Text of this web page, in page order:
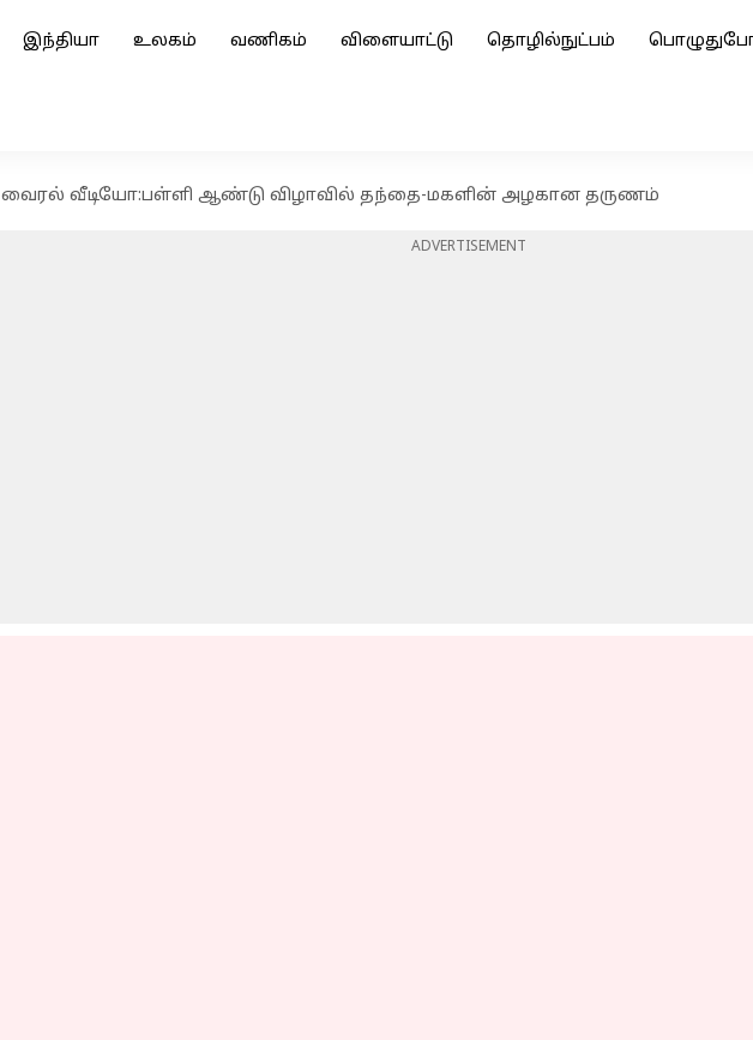
இந்தியா உலகம் வணிகம் விளையாட்டு தொழில்நுட்பம்
வைரல் வீடியோ:பள்ளி ஆண்டு விழாவில் தந்தை-மகளின் அழகான தருணம்
ADVERTISEMENT